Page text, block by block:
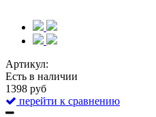
Артикул:
Есть в наличии
1398 руб
перейти к сравнению